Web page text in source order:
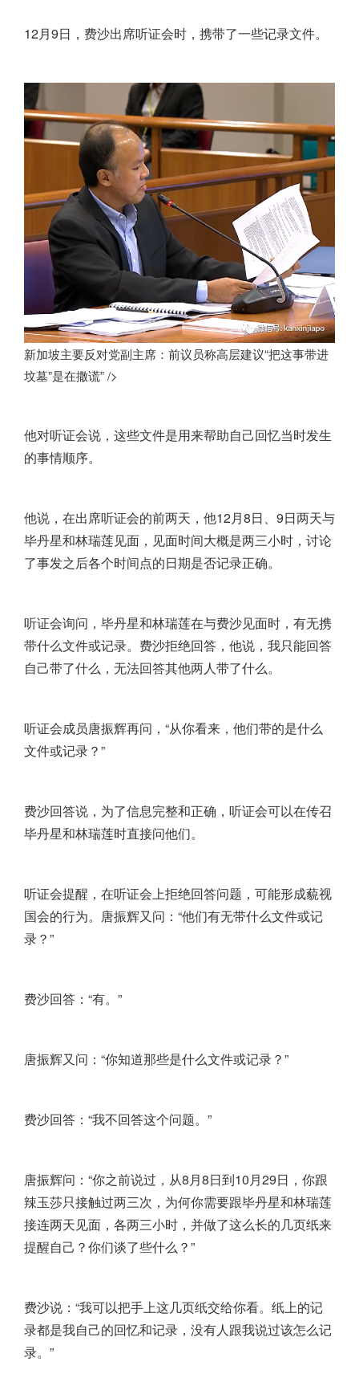
12月9日，费沙出席听证会时，携带了一些记录文件。
新加坡主要反对党副主席：前议员称高层建议“把这事带进
坟墓”是在撒谎” />
他对听证会说，这些文件是用来帮助自己回忆当时发生
的事情顺序。
他说，在出席听证会的前两天，他12月8日、9日两天与
毕丹星和林瑞莲见面，见面时间大概是两三小时，讨论
了事发之后各个时间点的日期是否记录正确。
听证会询问，毕丹星和林瑞莲在与费沙见面时，有无携
带什么文件或记录。费沙拒绝回答，他说，我只能回答
自己带了什么，无法回答其他两人带了什么。
听证会成员唐振辉再问，“从你看来，他们带的是什么
文件或记录？”
费沙回答说，为了信息完整和正确，听证会可以在传召
毕丹星和林瑞莲时直接问他们。
听证会提醒，在听证会上拒绝回答问题，可能形成藐视
国会的行为。唐振辉又问：“他们有无带什么文件或记
录？”
费沙回答：“有。”
唐振辉又问：“你知道那些是什么文件或记录？”
费沙回答：“我不回答这个问题。”
唐振辉问：“你之前说过，从8月8日到10月29日，你跟
辣玉莎只接触过两三次，为何你需要跟毕丹星和林瑞莲
接连两天见面，各两三小时，并做了这么长的几页纸来
提醒自己？你们谈了些什么？”
费沙说：“我可以把手上这几页纸交给你看。纸上的记
录都是我自己的回忆和记录，没有人跟我说过该怎么记
录。”